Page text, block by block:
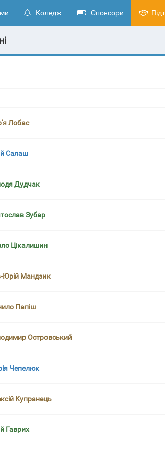
Коледж Спонсори
Лобас
Салаш
Дудчак
Зубар
Цікалишин
Юрій Мандзик
Папіш
Островський
Чепелюк
Купранець
Гаврих